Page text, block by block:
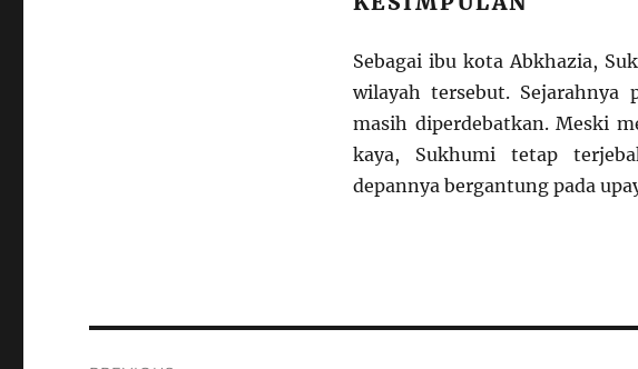
Sebagai ibu kota Abkhazia,
wilayah tersebut.
masih diperdebatkan. Meski
kaya, Sukhumi tetap
depannya bergantung pada